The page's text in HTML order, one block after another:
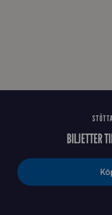
BILJETTER